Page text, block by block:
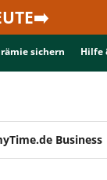
sichern Hilfe
Business